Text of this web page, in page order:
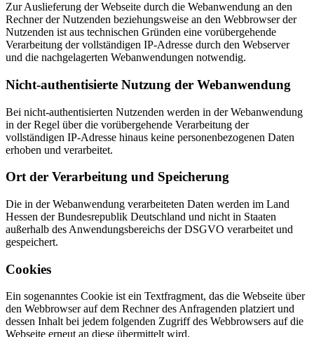
Zur Auslieferung der Webseite durch die Webanwendung an den
Rechner der Nutzenden beziehungsweise an den Webbrowser der
Nutzenden ist aus technischen Gründen eine vorübergehende
Verarbeitung der vollständigen IP-Adresse durch den Webserver
und die nachgelagerten Webanwendungen notwendig.
Nicht-authentisierte Nutzung der Webanwendung
Bei nicht-authentisierten Nutzenden werden in der Webanwendung
in der Regel über die vorübergehende Verarbeitung der
vollständigen IP-Adresse hinaus keine personenbezogenen Daten
erhoben und verarbeitet.
Ort der Verarbeitung und Speicherung
Die in der Webanwendung verarbeiteten Daten werden im Land
Hessen der Bundesrepublik Deutschland und nicht in Staaten
außerhalb des Anwendungsbereichs der DSGVO verarbeitet und
gespeichert.
Cookies
Ein sogenanntes Cookie ist ein Textfragment, das die Webseite über
den Webbrowser auf dem Rechner des Anfragenden platziert und
dessen Inhalt bei jedem folgenden Zugriff des Webbrowsers auf die
Webseite erneut an diese übermittelt wird.